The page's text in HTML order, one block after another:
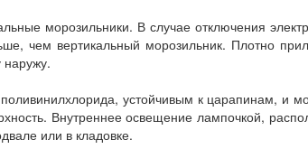
морозильники. В случае отключения
чем вертикальный морозильник. Плотно
наружу.
устойчивым к царапинам, и
Внутреннее освещение лампочкой,
или в кладовке.